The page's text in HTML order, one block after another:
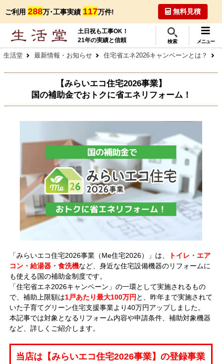
ご利用 288万･工事実績 117万件! 無料見積
土日祝も工事OK！
21年の実績と信頼
検索 メニュー
生活堂 最新情報・お知らせ 住宅省エネ2026キャンペーンとは？
【みらいエコ住宅2026事業】
国の補助金でおトクに省エネリフォーム！
「みらいエコ住宅2026事業（Me住宅2026）」は、
トイレ・エア
コン・給湯器・食洗機など、身近な住宅設備機器のリフォームに
も使える国の補助金制度です。
「住宅省エネ2026キャンペーン」の一環として実施されるもの
で、補助上限額は1戸あたり最大100万円 と、昨年まで実施されて
いた子育てグリーン住宅支援事業より40万円アップしました。
本記事では対象となるリフォーム内容や申請条件、補助対象機器
など、詳しくご紹介します。
当店は【みらいエコ住宅2026事業】の登録事業